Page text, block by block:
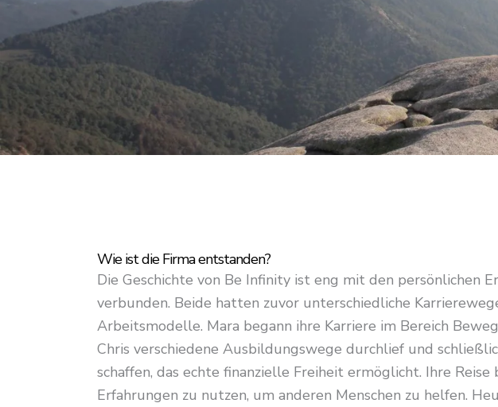
Wie ist die Firma entstanden?
Die Geschichte von Be Infinity ist eng mit den persönlichen
verbunden. Beide hatten zuvor unterschiedliche
Arbeitsmodelle. Mara begann ihre Karriere im Bereich
Chris verschiedene Ausbildungswege durchlief und
schaffen, das echte finanzielle Freiheit ermöglicht. Ihre Reise
Erfahrungen zu nutzen, um anderen Menschen zu helfen.